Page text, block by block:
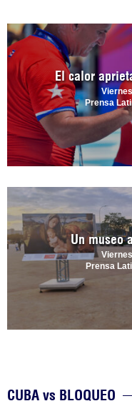
El calor
Prensa
Un museo
Prensa
CUBA vs BLOQUEO